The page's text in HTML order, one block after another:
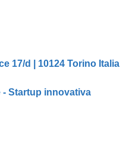
17/d | 10124 Torino Italia
- Startup innovativa